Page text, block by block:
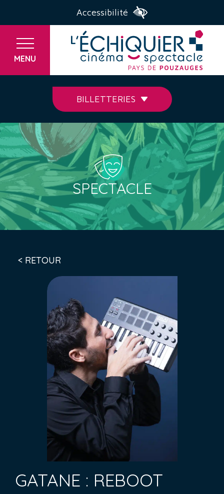
Accessibilité
MENU
BILLETTERIES
SPECTACLE
GATANE : REBOOT